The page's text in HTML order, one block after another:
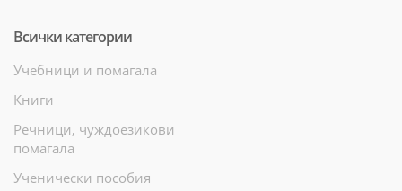
Всички категории
Учебници и помагала
Книги
Речници, чуждоезикови
помагала
Ученически пособия